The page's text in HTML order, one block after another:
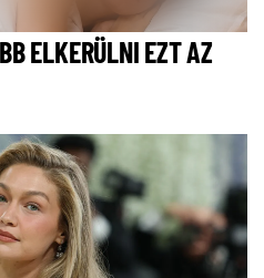
ELKERÜLNI EZT AZ